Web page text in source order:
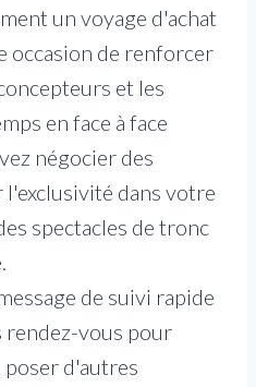
un voyage d'achat
occasion de renforcer
et les
en face à face
négocier des
dans votre
spectacles de tronc
de suivi rapide
rendez-vous pour
d'autres